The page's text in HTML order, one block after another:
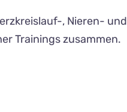
, Nieren- und
Trainings zusammen.